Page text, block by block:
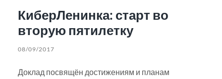
КиберЛенинка: старт во
вторую пятилетку
08/09/2017
Доклад посвящён достижениям и планам